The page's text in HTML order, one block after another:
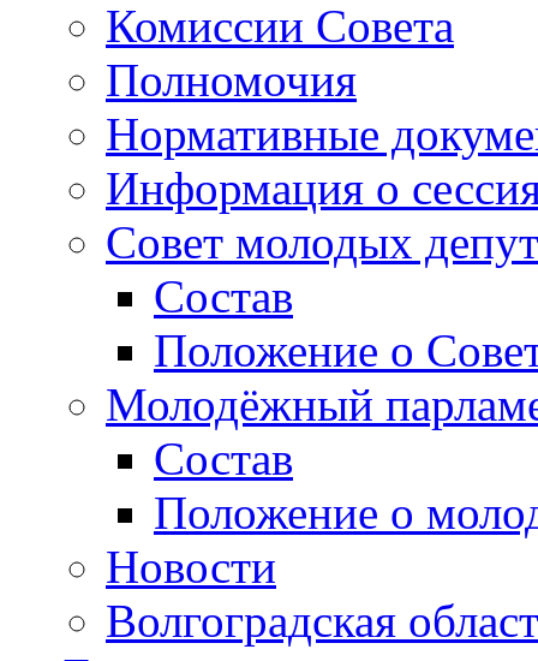
Комиссии Совета
Полномочия
Нормативные
Информация о
Совет молодых
Состав
Положение о
Молодёжный
Состав
Положение о
Новости
Волгоградская